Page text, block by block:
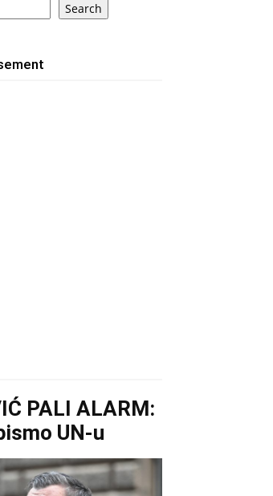
Search
PALI ALARM:
UN-u